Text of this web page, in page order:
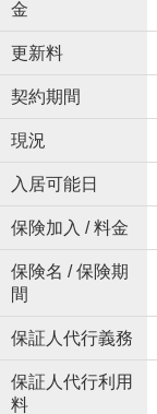
金
更新料
契約期間
現況
入居可能日
保険加入 / 料金
保険名 / 保険期
間
保証人代行義務
保証人代行利用
料